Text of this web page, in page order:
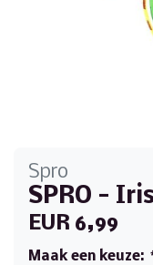
Spro
SPRO -
EUR 6,99
Maak een keuze: